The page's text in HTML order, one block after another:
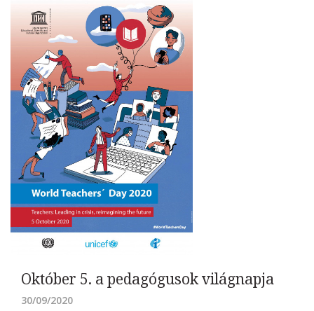
Október 5. a pedagógusok világnapja
30/09/2020